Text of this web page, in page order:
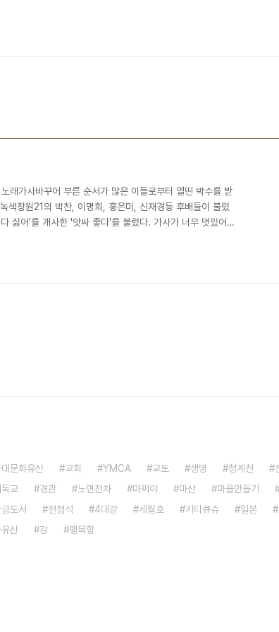
래가사바꾸어 부른 순서가 많은 이들로부터 열띤 박수를 받
색창원21의 박찬, 이명희, 홍은미, 신재경등 후배들이 불렀
싫어'를 개사한 '앗싸 좋다'를 불렀다. 가사가 너무 멋있어서
YMCA 매력에 빠진줄도 모르고 30년 한결같이 성 실 하 게
좋다 지난 30년 앗싸좋다..
대문화유산 교회 YMCA 교토 생명 청계천
독교 경관 노면전차 마찌야 마산 마을만들기
도서 전점석 4대강 세월호 키타큐슈 일본
산 강 팽목항